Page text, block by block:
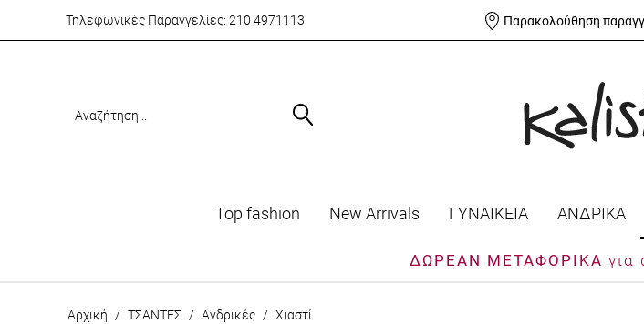
Τηλεφωνικές Παραγγελίες: 210 4971113 Παρακολούθηση
Top fashion Νew Arrivals ΓΥΝΑΙΚΕΙΑ ΑΝΔΡΙΚΑ
ΔΩΡΕΑΝ ΜΕΤΑΦΟΡΙΚΑ για
Αρχική / ΤΣΑΝΤΕΣ / Ανδρικές / Χιαστί